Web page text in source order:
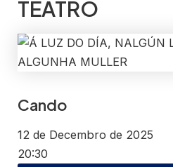
TEATRO
Cando
12 de Decembro de 2025
20:30